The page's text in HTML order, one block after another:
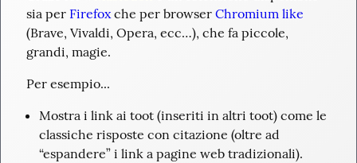
sia per Firefox che per browser Chromium like
(Brave, Vivaldi, Opera, ecc…), che fa piccole,
grandi, magie.
Per esempio...
Mostra i link ai toot (inseriti in altri toot) come le
classiche risposte con citazione (oltre ad
“espandere” i link a pagine web tradizionali).